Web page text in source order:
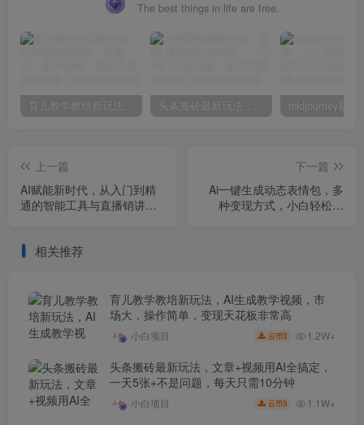
The best things in life are free.
育儿教学教培新玩法，AI生成教学视频，市场大，操作简单，变现天花板非常高 头条搬砖最新玩法，文章+视频用AI全搞定，一天5张+不是问题，每天只需10分钟
上一篇
AI赋能新时代，从入门到精
通的智能工具与直播销讲实
下一篇
Ai一键生成动态表情包，多
种变现方式，小白轻松上
相关推荐
育儿教学教培新玩法，AI生成教学视频，市
场大，操作简单，变现天花板非常高
小白项目 云币3 1.2W+
头条搬砖最新玩法，文章+视频用AI全搞定，
一天5张+不是问题，每天只需10分钟
小白项目 云币3 1.1W+